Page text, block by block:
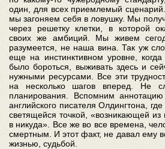
один, для всех приемлемый
мы загоняем себя в ловушку. Мы
через решетку клетки, в которой
своих же амбиций. Мы живем
разумеется, не наша вина. Так уж
еще на инстинктивном уровне, когда
было бороться, выживать здесь и
нужными ресурсами. Все эти
на несколько шагов вперед. Не
планирования. Вспомним
английского писателя Олдингтона,
светящейся точкой, «возникающей
в никуда». Все же во все времена,
смертным. И этот факт, не давал ему
жизнью, судьбой.